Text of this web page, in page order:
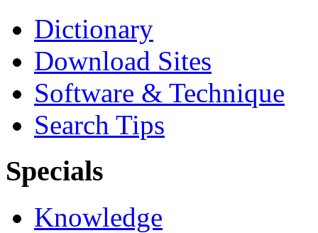
Dictionary
Download Sites
Software & Technique
Search Tips
Specials
Knowledge